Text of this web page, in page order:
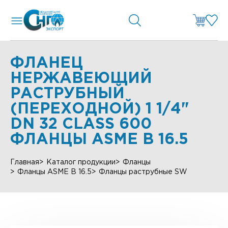
ФЛАНЕЦ
НЕРЖАВЕЮЩИЙ
РАСТРУБНЫЙ
(ПЕРЕХОДНОЙ) 1 1/4"
DN 32 CLASS 600
ФЛАНЦЫ ASME B 16.5
Главная Каталог продукции
Фланцы
Фланцы ASME B 16.5
Фланцы раструбные SW